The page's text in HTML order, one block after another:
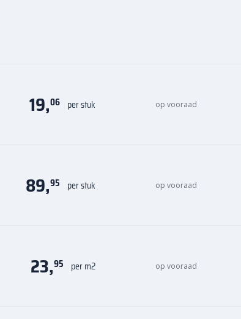
19,06 per stuk op vooraad
89,95 per stuk op vooraad
23,95 per m2 op vooraad